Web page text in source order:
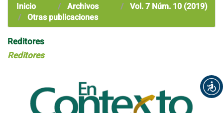
Inicio Archivos
Vol. 7 Núm. 10 (2019)
Otras publicaciones
Reditores
Reditores
lateral
artículo